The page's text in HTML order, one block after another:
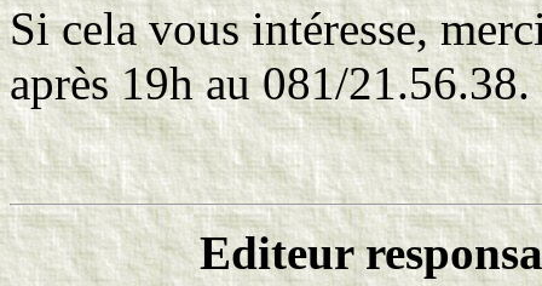
Si cela vous intéresse,
après 19h au 081/21.56.38.
Editeur